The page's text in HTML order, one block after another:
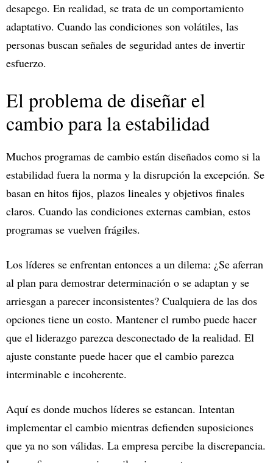
desapego. En realidad, se trata de un comportamiento
adaptativo. Cuando las condiciones son volátiles, las
personas buscan señales de seguridad antes de invertir
esfuerzo.
El problema de diseñar el
cambio para la estabilidad
Muchos programas de cambio están diseñados como si la
estabilidad fuera la norma y la disrupción la excepción. Se
basan en hitos fijos, plazos lineales y objetivos finales
claros. Cuando las condiciones externas cambian, estos
programas se vuelven frágiles.
Los líderes se enfrentan entonces a un dilema: ¿Se aferran
al plan para demostrar determinación o se adaptan y se
arriesgan a parecer inconsistentes? Cualquiera de las dos
opciones tiene un costo. Mantener el rumbo puede hacer
que el liderazgo parezca desconectado de la realidad. El
ajuste constante puede hacer que el cambio parezca
interminable e incoherente.
Aquí es donde muchos líderes se estancan. Intentan
implementar el cambio mientras defienden suposiciones
que ya no son válidas. La empresa percibe la discrepancia.